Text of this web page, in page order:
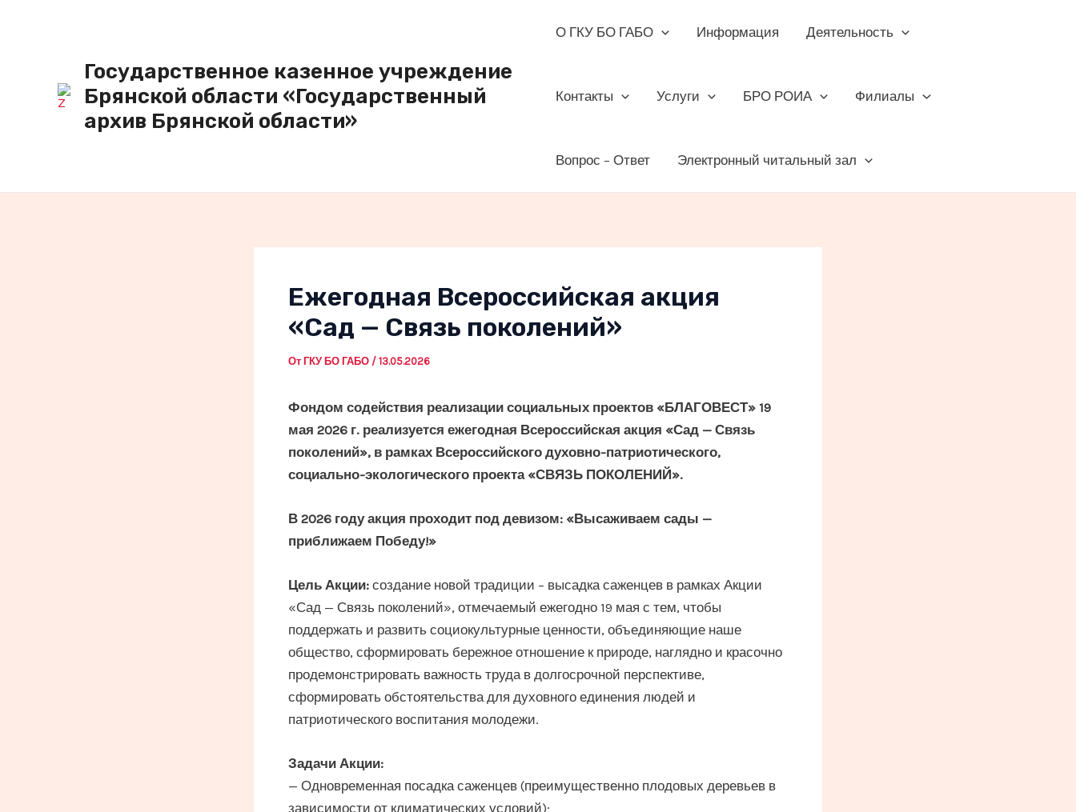
Государственное казенное учреждение
Брянской области «Государственный
архив Брянской области»
О ГКУ БО ГАБО Информация Деятельность
Контакты Услуги БРО РОИА Филиалы
Вопрос – Ответ Электронный читальный зал
Ежегодная Всероссийская акция
«Сад — Связь поколений»
От ГКУ БО ГАБО / 13.05.2026
Фондом содействия реализации социальных проектов «БЛАГОВЕСТ» 19
мая 2026 г. реализуется ежегодная Всероссийская акция «Сад — Связь
поколений», в рамках Всероссийского духовно-патриотического,
социально-экологического проекта «СВЯЗЬ ПОКОЛЕНИЙ».
В 2026 году акция проходит под девизом: «Высаживаем сады —
приближаем Победу!»
Цель Акции:создание новой традиции – высадка саженцев в рамках Акции
«Сад — Связь поколений», отмечаемый ежегодно 19 мая с тем, чтобы
поддержать и развить социокультурные ценности, объединяющие наше
общество, сформировать бережное отношение к природе, наглядно и красочно
продемонстрировать важность труда в долгосрочной перспективе,
сформировать обстоятельства для духовного единения людей и
патриотического воспитания молодежи.
Задачи Акции:
— Одновременная посадка саженцев (преимущественно плодовых деревьев в
зависимости от климатических условий);